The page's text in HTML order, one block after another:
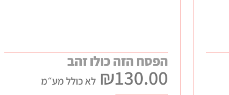
הפסח הזה כולו זהב
₪130.00 לא כולל מע״מ